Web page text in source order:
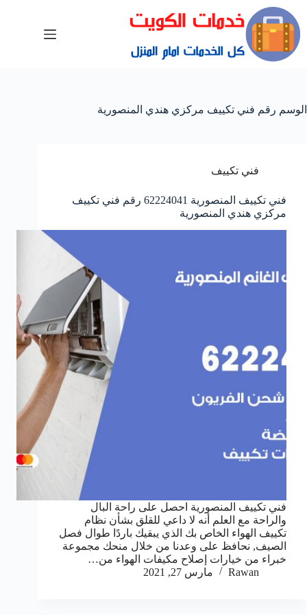
الوسم رقم فني تكييف مركزي هندي المنصورية
فني تكييف
فني تكييف المنصورية 62224041 رقم فني تكييف
مركزي هندي المنصورية
فني تكييف المنصورية احصل على راحة البال
والراحة مع العلم أنه لا داعي للقلق بشأن نظام
تكييف الهواء الخاص بك الذي يبقيك باردًا طوال فصل
الصيف, نحافظ على وعدنا من خلال منحك مجموعة
خبراء من خيارات إصلاح مكيفات الهواء من…
Rawan
مارس 27, 2021